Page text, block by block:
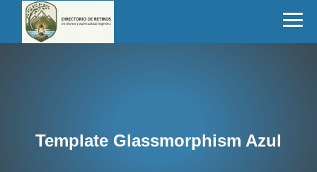
Template Glassmorphism Azul